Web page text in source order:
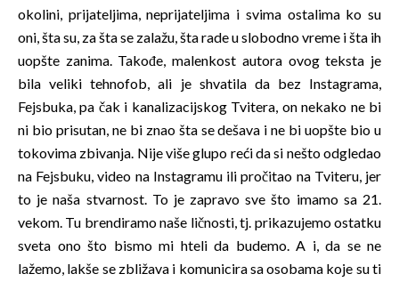
okolini, prijateljima, neprijateljima i svima ostalima ko su
oni, šta su, za šta se zalažu, šta rade u slobodno vreme i šta ih
uopšte zanima. Takođe, malenkost autora ovog teksta je
bila veliki tehnofob, ali je shvatila da bez Instagrama,
Fejsbuka, pa čak i kanalizacijskog Tvitera, on nekako ne bi
ni bio prisutan, ne bi znao šta se dešava i ne bi uopšte bio u
tokovima zbivanja. Nije više glupo reći da si nešto odgledao
na Fejsbuku, video na Instagramu ili pročitao na Tviteru, jer
to je naša stvarnost. To je zapravo sve što imamo sa 21.
vekom. Tu brendiramo naše ličnosti, tj. prikazujemo ostatku
sveta ono što bismo mi hteli da budemo. A i, da se ne
lažemo, lakše se zbližava i komunicira sa osobama koje su ti